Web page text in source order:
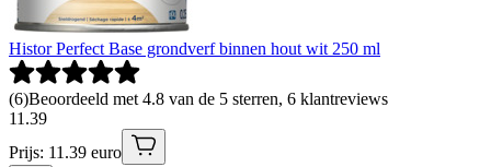
Histor Perfect Base grondverf binnen hout wit 250 ml
(6)Beoordeeld met 4.8 van de 5 sterren, 6 klantreviews
11.39
Prijs: 11.39 euro